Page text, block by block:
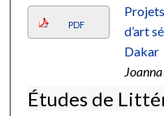
PDF
d’art
Dakar
Études de